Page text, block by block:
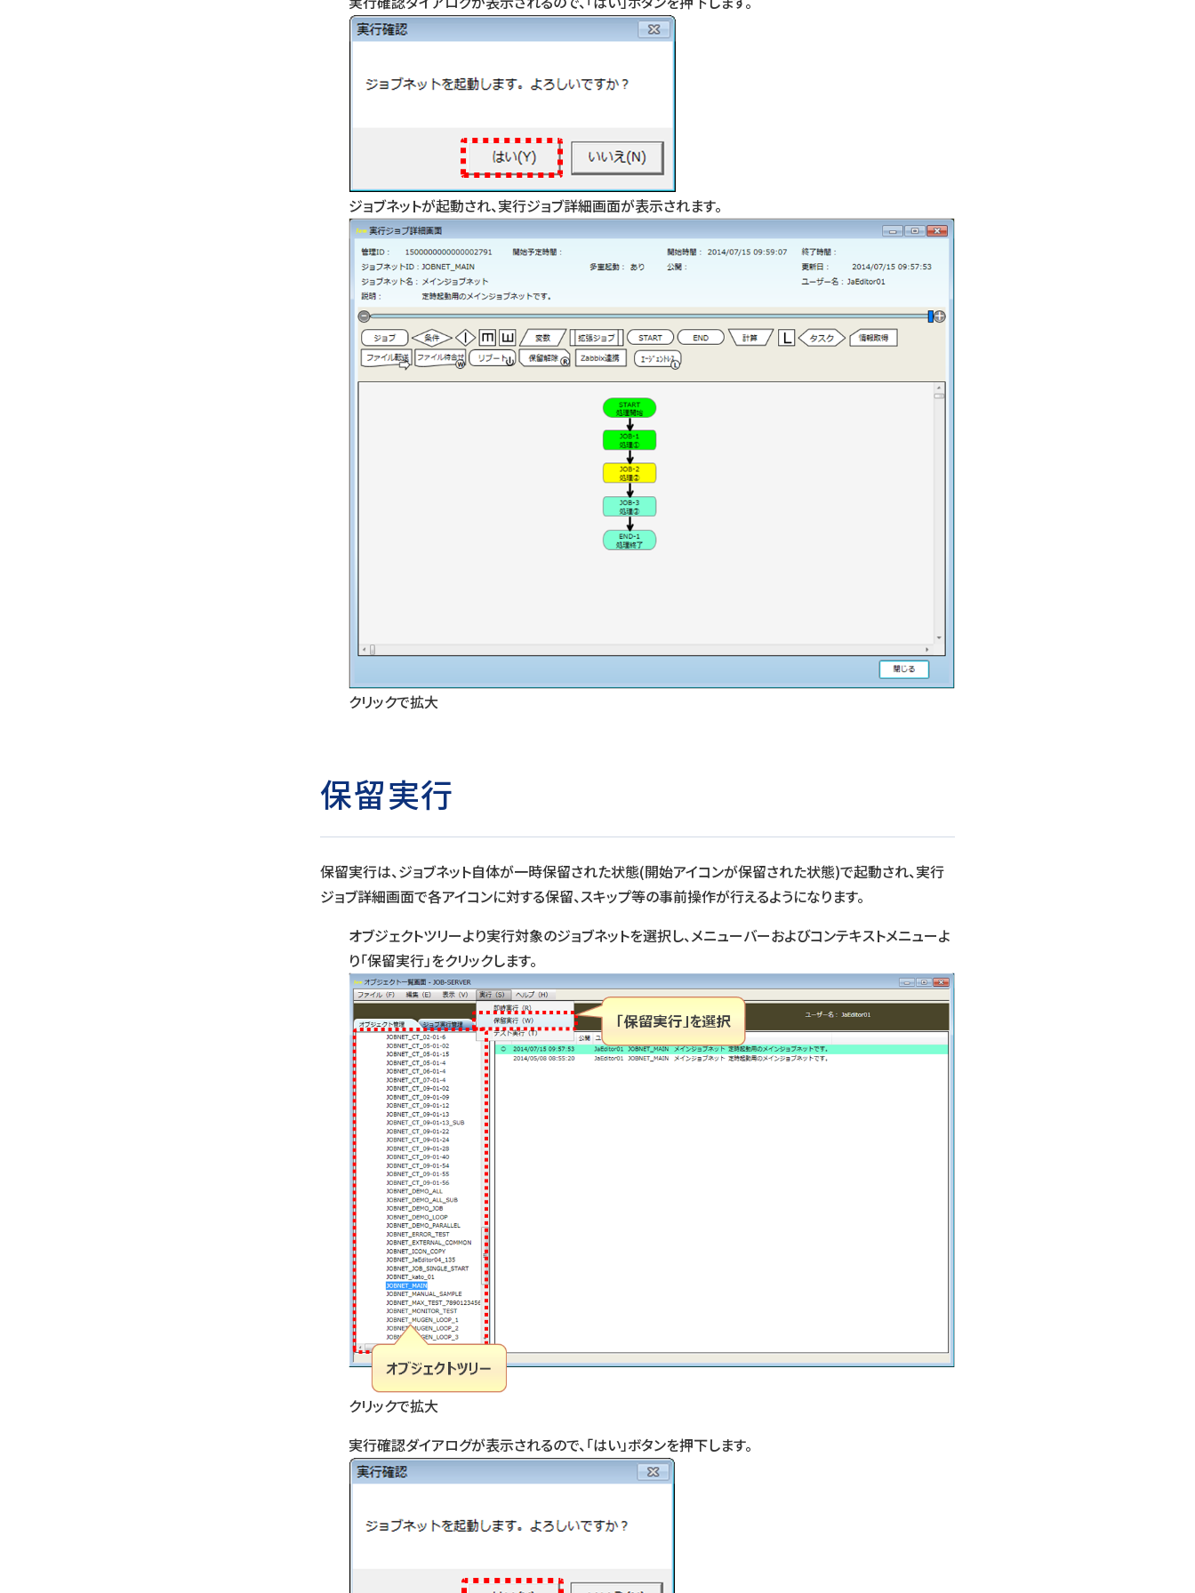
ジョブネットが起動され、実行ジョブ詳細画面が表示されます。
クリックで拡大
保留実行
保留実行は、ジョブネット自体が一時保留された状態(開始アイコンが保留された状態)で起動され、実行
ジョブ詳細画面で各アイコンに対する保留、スキップ等の事前操作が行えるようになります。
オブジェクトツリーより実行対象のジョブネットを選択し、メニューバーおよびコンテキストメニューよ
り「保留実行」をクリックします。
クリックで拡大
実行確認ダイアログが表示されるので、「はい」ボタンを押下します。